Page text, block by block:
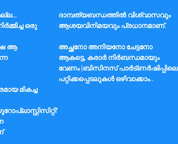
ഒരു
ദാമ്പത്യബന്ധത്തിൽ വിശ്വാസവും
ആശയവിനിമയവും പ്രധാനമാണ്.
ആ
അച്ഛനോ അനിയനോ ചേട്ടനോ
ആകട്ടെ, കരാർ നിർബന്ധമായും
വേണം |ബിസിനസ് പാർട്ണർഷിപ്പിലെ
പറ്റിക്കപ്പെടലുകൾ ഒഴിവാക്കാം..
മികച്ച